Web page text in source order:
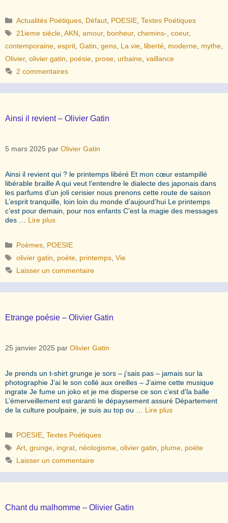
Catégories
Actualités Poétiques Défaut POESIE ,Textes Poétiques
Étiquettes
21ieme siècle ,AKN ,amour, bonheur,chemins- ,coeur,
contemporaine esprit Gatin gens La vie liberté moderne mythe
Olivier, olivier gatin poésie prose urbaine vaillance
2 commentaires
Ainsi il revient – Olivier Gatin
5 mars 2025 par Olivier Gatin
Ainsi il revient qui ? le printemps libéré Et mon cœur estampillé
libérable braille A qui veut l’entendre le dialecte des japonais dans
les parfums d’un joli cerisier nous prenons cette route de saison
L’esprit tranquille, loin loin du monde d’aujourd’hui Le printemps
c’est pour demain, pour nos enfants C’est la magie des messages
des … Lire plus
Catégories
Poèmes POESIE
Étiquettes
olivier gatin poète printemps ,Vie
Laisser un commentaire
Etrange poésie – Olivier Gatin
25 janvier 2025 par Olivier Gatin
Je prends un t-shirt grunge je sors – j’sais pas – jamais sur la
photographie J’ai le son collé aux oreilles – J’aime cette musique
ingrate Je fume un joko et je me disperse ce son c’est d’la balle
L’émerveillement est garanti le dépaysement assuré Département
de la culture poulpaire, je suis au top ou … Lire plus
Catégories
POESIE ,Textes Poétiques
Étiquettes
Art ,grunge ingrat néologisme ,olivier gatin plume poète
Laisser un commentaire
Chant du malhomme – Olivier Gatin